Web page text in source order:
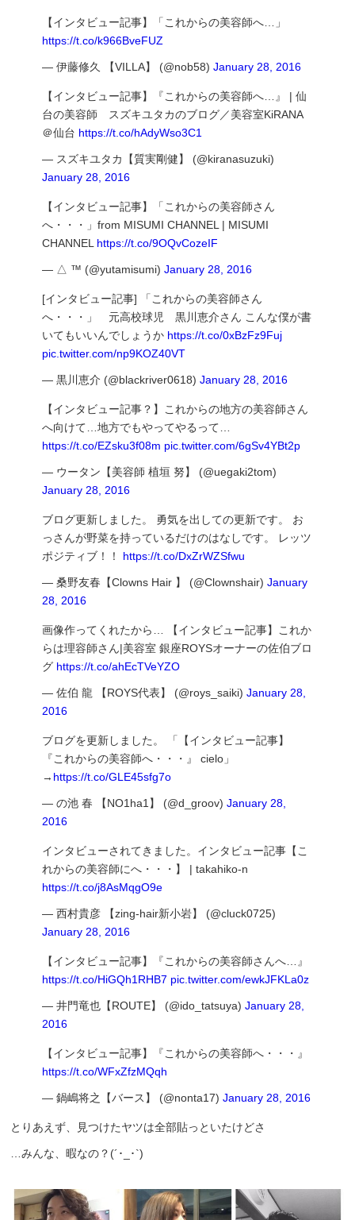
【インタビュー記事】「これからの美容師へ…」
https://t.co/k966BveFUZ
— 伊藤修久 【VILLA】 (@nob58)January 28, 2016
【インタビュー記事】『これからの美容師へ…』 | 仙
台の美容師 スズキユタカのブログ／美容室KiRANA
＠仙台 https://t.co/hAdyWso3C1
— スズキユタカ【質実剛健】 (@kiranasuzuki)
January 28, 2016
【インタビュー記事】「これからの美容師さん
へ・・・」from MISUMI CHANNEL | MISUMI
CHANNEL https://t.co/9OQvCozeIF
— △ ™ (@yutamisumi)January 28, 2016
[インタビュー記事] 「これからの美容師さん
へ・・・」 元高校球児 黒川恵介さん こんな僕が書
いてもいいんでしょうか https://t.co/0xBzFz9Fuj
pic.twitter.com/np9KOZ40VT
— 黒川恵介 (@blackriver0618)January 28, 2016
【インタビュー記事？】これからの地方の美容師さん
へ向けて…地方でもやってやるって…
https://t.co/EZsku3f08m pic.twitter.com/6gSv4YBt2p
— ウータン【美容師 植垣 努】 (@uegaki2tom)
January 28, 2016
ブログ更新しました。 勇気を出しての更新です。 お
っさんが野菜を持っているだけのはなしです。 レッツ
ポジティブ！！ https://t.co/DxZrWZSfwu
— 桑野友春【Clowns Hair 】 (@Clownshair)January
28, 2016
画像作ってくれたから… 【インタビュー記事】これか
らは理容師さん|美容室 銀座ROYSオーナーの佐伯ブロ
グ https://t.co/ahEcTVeYZO
— 佐伯 龍 【ROYS代表】 (@roys_saiki)January 28,
2016
ブログを更新しました。 「【インタビュー記事】
『これからの美容師へ・・・』 cielo」
→ https://t.co/GLE45sfg7o
— の池 春 【NO1ha1】 (@d_groov)January 28,
2016
インタビューされてきました。インタビュー記事【こ
れからの美容師にへ・・・】 | takahiko-n
https://t.co/j8AsMqgO9e
— 西村貴彦 【zing-hair新小岩】 (@cluck0725)
January 28, 2016
【インタビュー記事】『これからの美容師さんへ…』
https://t.co/HiGQh1RHB7 pic.twitter.com/ewkJFKLa0z
— 井門竜也【ROUTE】 (@ido_tatsuya)January 28,
2016
【インタビュー記事】『これからの美容師へ・・・』
https://t.co/WFxZfzMQqh
— 鍋嶋将之【バース】 (@nonta17)January 28, 2016
とりあえず、見つけたヤツは全部貼っといたけどさ
…みんな、暇なの？(´･_･`)